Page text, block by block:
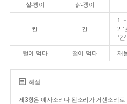
살-쾡이 삵-괭이
칸 간
1.
2.
‘간
털어-먹다 떨어-먹다 재
해설
제3항은 예사소리나 된소리가 거센소리로